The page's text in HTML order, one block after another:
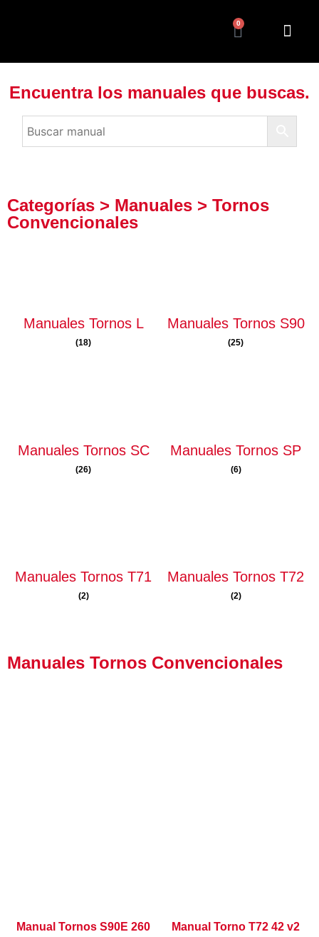
0
Encuentra los manuales que buscas.
Categorías > Manuales > Tornos
Convencionales
Manuales Tornos L
(18)
Manuales Tornos S90
(25)
Manuales Tornos SC
(26)
Manuales Tornos SP
(6)
Manuales Tornos T71
(2)
Manuales Tornos T72
(2)
Manuales Tornos Convencionales
Manual Tornos S90E 260
Manual Torno T72 42 v2